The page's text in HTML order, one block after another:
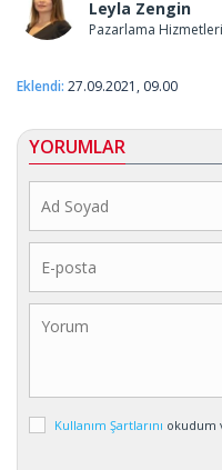
Leyla Zengin
Pazarlama
Eklendi: 27.09.2021, 09.00
YORUMLAR
Kullanım Şartlarını okudum